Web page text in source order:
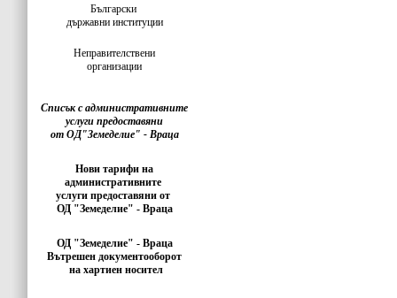
Български
държавни институции
Неправителствени
организации
Списък с административните
услуги предоставяни
от ОД"Земеделие" - Враца
Нови тарифи на
административните
услуги предоставяни от
ОД "Земеделие" - Враца
ОД "Земеделие" - Враца
Вътрешен документооборот
на хартиен носител